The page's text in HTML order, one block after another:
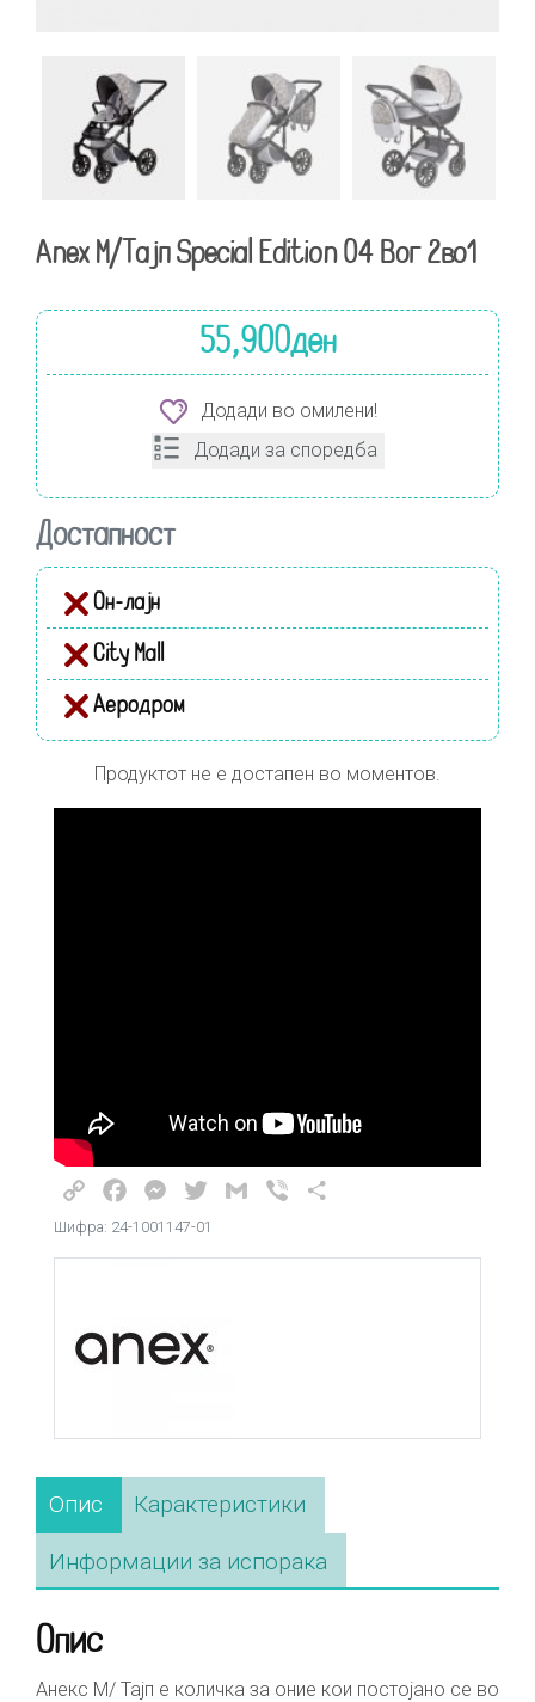
Anex М/Тајп Special Edition 04 Вог 2во1
55,900ден
Додади во омилени!
Додади за споредба
Достапност
Он-лајн
City Mall
Аеродром
Продуктот не е достапен во моментов.
Copy
Link
FacebookMessenger
TwitterGmail Viber
Шифра: 24-1001147-01
Опис Карактеристики
Информации за испорака
Опис
Анекс М/ Тајп е количка за оние кои постојано се во